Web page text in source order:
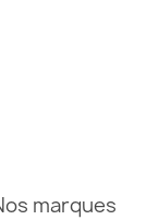
marques